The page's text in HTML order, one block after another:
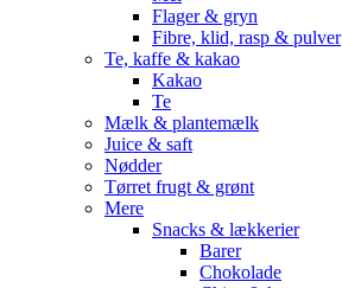
Flager & gryn
Fibre, klid, rasp & pulver
Te, kaffe & kakao
Kakao
Te
Mælk & plantemælk
Juice & saft
Nødder
Tørret frugt & grønt
Mere
Snacks & lækkerier
Barer
Chokolade